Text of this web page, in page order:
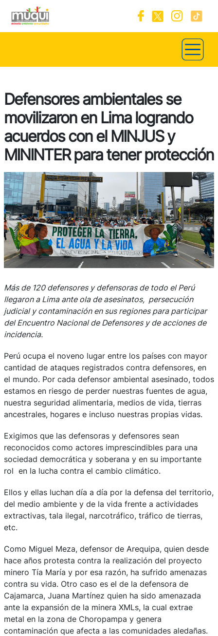
Defensores ambientales se
movilizaron en Lima logrando
acuerdos con el MINJUS y
MININTER para tener protección
Más de 120 defensores y defensoras de todo el Perú
llegaron a Lima ante ola de asesinatos, persecución
judicial y contaminación en sus regiones para participar
del Encuentro Nacional de Defensores y de acciones de
incidencia.
Perú ocupa el noveno lugar entre los países con mayor
cantidad de ataques registrados contra defensores, en
el mundo. Por cada defensor ambiental asesinado, todos
estamos en riesgo de perder nuestras fuentes de agua,
nuestra seguridad alimentaria, medios de vida, tierras
ancestrales, hogares e incluso nuestras propias vidas.
Exigimos que las defensoras y defensores sean
reconocidos como actores imprescindibles para una
sociedad democrática y soberana y en su importante
rol en la lucha contra el cambio climático.
Ellos y ellas luchan día a día por la defensa del territorio,
del medio ambiente y de la vida frente a actividades
extractivas, tala ilegal, narcotráfico, tráfico de tierras,
etc.
Como Miguel Meza, defensor de Arequipa, quien desde
hace años protesta contra la realización del proyecto
minero Tía María y por esa razón, ha sufrido amenazas
contra su vida. Otro caso es el de la defensora de
Cajamarca, Juana Martínez quien ha sido amenazada
ante la expansión de la minera XMLs, la cual extrae
metal en la zona de Choropampa y genera
contaminación que afecta a las comunidades aledañas.